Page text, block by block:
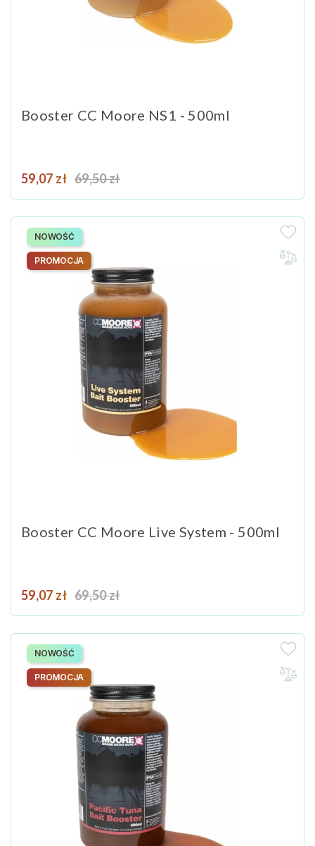
Booster CC Moore NS1 - 500ml
Cena
59,07 zł Cena podstawowa
69,50 zł
Booster CC Moore Live System - 500ml
Cena
59,07 zł Cena podstawowa
69,50 zł
NOWOŚĆ
PROMOCJA
NOWOŚĆ
PROMOCJA